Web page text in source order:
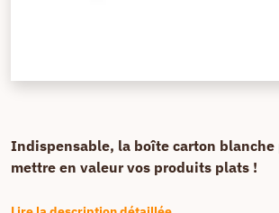
Indispensable, la boîte carton blanche
mettre en valeur vos produits plats !